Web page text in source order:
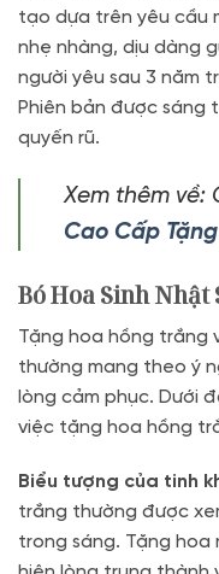
tạo dựa trên yêu cầu
nhẹ nhàng, dịu dàng
người yêu sau 3 năm
Phiên bản được sáng
quyến rũ.
Xem thêm về:
Cao Cấp
Bó Hoa Sinh
Tặng hoa hồng trắng
thường mang theo ý
lòng cảm phục. Dưới
việc tặng hoa hồng
Biểu tượng của tinh
trắng thường được
trong sáng. Tặng